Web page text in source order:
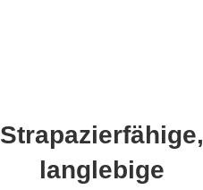
Strapazierfähige,
langlebige